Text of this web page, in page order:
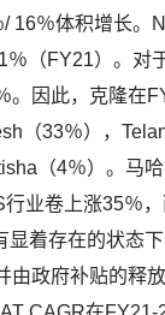
/ 16％体积增长。
％（FY21）。对
。因此，克隆在
（33％），
（4％）。马
业卷上涨35％
显着存在的状态
由政府补贴的释